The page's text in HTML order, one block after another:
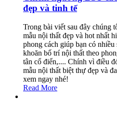
đẹp và tinh tế
Trong bài viết sau đây chúng
mẫu nội thất đẹp và hot nhất
phong cách giúp bạn có
khoăn bố trí nội thất theo
tân cổ điển,.... Chính vì điều
mẫu nội thất biệt thự đẹp và
xem ngay nhé!
Read More